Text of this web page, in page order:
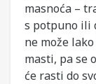
masnoća –
s potpuno ili
ne može
masti, pa se
će rasti do